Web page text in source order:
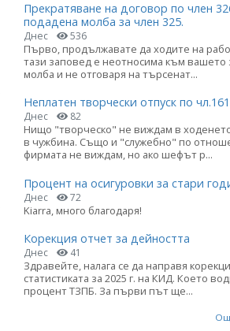
Прекратяване на договор по член
подадена молба за член 325.
Днес 536
Първо, продължавате да ходите на
тази заповед е неотносима към вашето
молба и не отговаря на търсенат...
Неплатен творчески отпуск по чл.161
Днес 82
Нищо "творческо" не виждам в
в чужбина. Също и "служебно" по
фирмата не виждам, но ако шефът р...
Процент на осигуровки за стари
Днес 72
Kiarra, много благодаря!
Корекция отчет за дейността
Днес 41
Здравейте, налага се да направя
статистиката за 2025 г. на КИД. Което
процент ТЗПБ. За първи път ще...